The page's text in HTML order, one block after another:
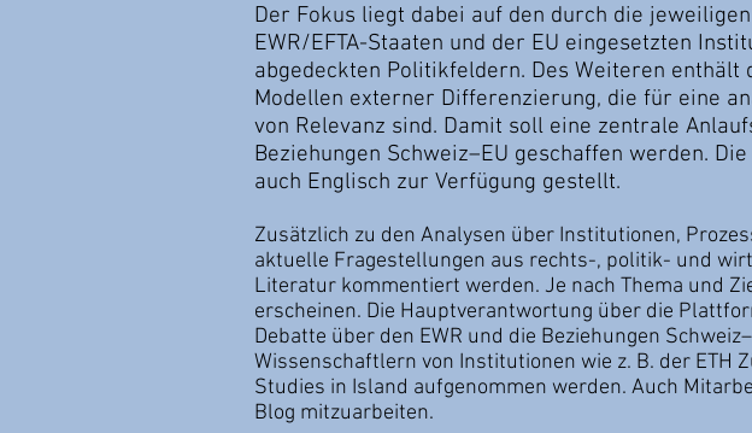
Der Fokus liegt dabei auf den durch die
EWR/EFTA-Staaten und der EU eingesetzten
abgedeckten Politikfeldern. Des Weiteren enthält
Modellen externer Differenzierung, die für eine
von Relevanz sind. Damit soll eine zentrale
Beziehungen Schweiz­–EU geschaffen werden.
auch Englisch zur Verfügung gestellt.
Zusätzlich zu den Analysen über Institutionen,
aktuelle Fragestellungen aus rechts-, politik- und
Literatur kommentiert werden. Je nach Thema und
erscheinen. Die Hauptverantwortung über die
Debatte über den EWR und die Beziehungen
Wissenschaftlern von Institutionen wie z. B. der ETH
Studies in Island aufgenommen werden. Auch
Blog mitzuarbeiten.